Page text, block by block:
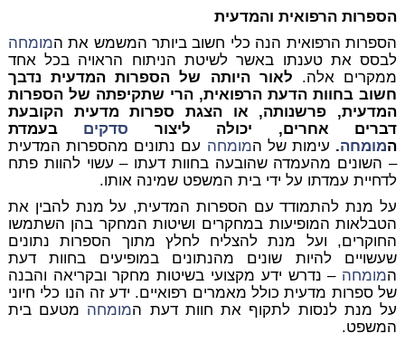
הספרות הרפואית והמדעית
הספרות הרפואית הנה כלי חשוב ביותר המשמש את המומחה
לבסס את טענתו באשר לשיטת הניתוח הראויה בכל אחד
ממקרים אלה. לאור היותה של הספרות המדעית נדבך
חשוב בחוות הדעת הרפואית, הרי שתקיפתה של הספרות
המדעית, פרשנותה, או הצגת ספרות מדעית הקובעת
דברים אחרים, יכולה ליצור סדקים בעמדת
המומחה. עימות של המומחה עם נתונים מהספרות המדעית
– השונים מהעמדה שהובעה בחוות דעתו – עשוי להוות פתח
לדחיית עמדתו על ידי בית המשפט שמינה אותו.
על מנת להתמודד עם הספרות המדעית, על מנת להבין את
הטבלאות המופיעות במחקרים ושיטות המחקר בהן השתמשו
החוקרים, ועל מנת להצליח לחלץ מתוך הספרות נתונים
שעשויים להיות שונים מהנתונים במופיעים בחוות דעת
המומחה – נדרש ידע מקצועי בשיטות מחקר ובקריאה והבנה
של ספרות מדעית כולל מאמרים רפואיים. ידע זה הנו כלי חיוני
על מנת לנסות לתקוף את חוות דעת המומחה מטעם בית
המשפט.